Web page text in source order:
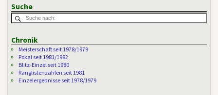
Suche
Chronik
Meisterschaft seit 1978/1979
Pokal seit 1981/1982
Blitz-Einzel seit 1980
Ranglistenzahlen seit 1981
Einzelergebnisse seit 1978/1979